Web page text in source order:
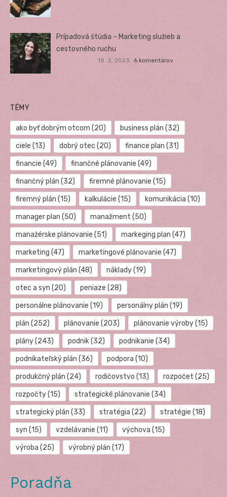
Prípadová štúdia – Marketing služieb a
cestovného ruchu
18. 3. 2023 6 komentárov
TÉMY
ako byť dobrým otcom (20) business plán (32)
ciele (13) dobrý otec (20) finance plan (31)
financie (49) finančné plánovanie (49)
finančný plán (32) firemné plánovanie (15)
firemný plán (15) kalkulácie (15) komunikácia (10)
manager plan (50) manažment (50)
manažérske plánovanie (51) markeging plan (47)
marketing (47) marketingové plánovanie (47)
marketingový plán (48) náklady(19)
otec a syn (20) peniaze (28)
personálne plánovanie (19) personálny plán (19)
plán (252) plánovanie (203) plánovanie výroby(15)
plány(243) podnik(32) podnikanie (34)
podnikateľský plán (36) podpora (10)
produkčný plán (24) rodičovstvo (13) rozpočet (25)
rozpočty(15) strategické plánovanie (34)
strategický plán (33) stratégia (22) stratégie (18)
syn (15) vzdelávanie (11) výchova (15)
výroba (25) výrobný plán (17)
Poradňa